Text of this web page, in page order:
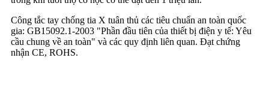
Công tắc tay chống tia X tuân thủ các tiêu chuẩn an toàn quốc
gia: GB15092.1-2003 "Phần đầu tiên của thiết bị điện y tế: Yêu
cầu chung về an toàn" và các quy định liên quan. Đạt chứng
nhận CE, ROHS.